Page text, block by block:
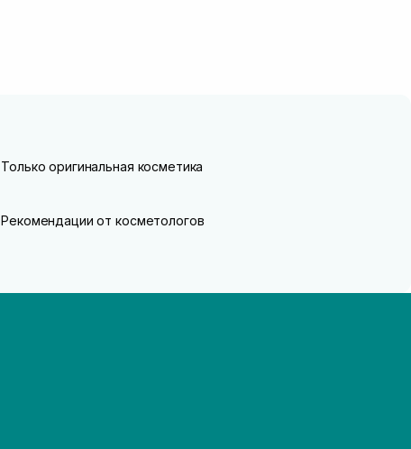
Только оригинальная косметика
Рекомендации от косметологов